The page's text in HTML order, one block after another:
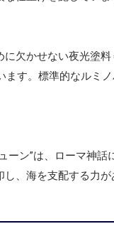
欠かせない夜光塗
ます。標準的なルミ
ーン”は、ローマ神
、海を支配する力